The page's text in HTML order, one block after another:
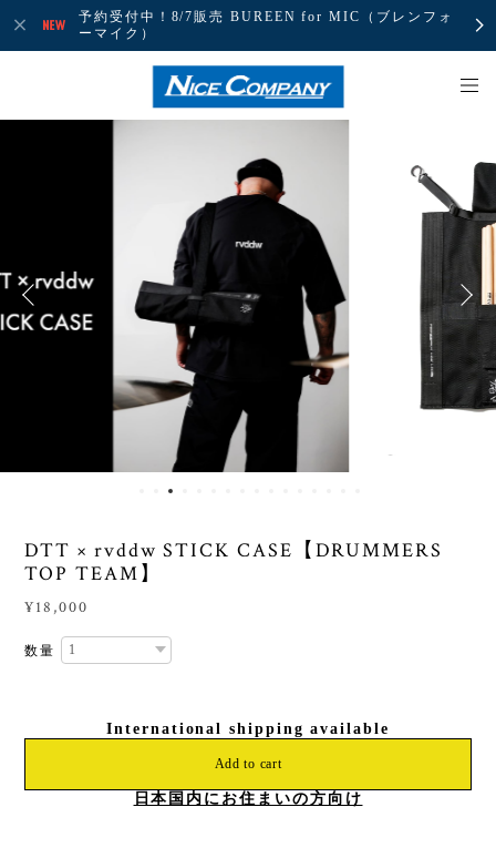
予約受付中！8/7販売 BUREEN for MIC（ブレンフォ
ーマイク）
DTT × rvddw STICK CASE【DRUMMERS
TOP TEAM】
¥18,000
数量
International shipping available
Add to cart
日本国内にお住まいの方向け